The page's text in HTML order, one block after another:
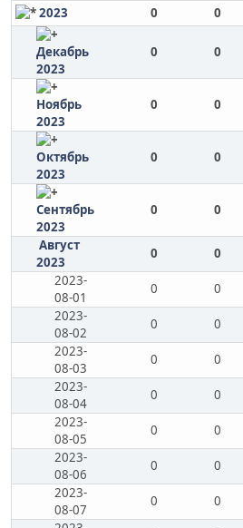
2023 0 0
Декабрь
2023
0 0
Ноябрь
2023
0 0
Октябрь
2023
0 0
Сентябрь
2023
0 0
Август
2023
0 0
2023-
08-01
0 0
2023-
08-02
0 0
2023-
08-03
0 0
2023-
08-04
0 0
2023-
08-05
0 0
2023-
08-06
0 0
2023-
08-07
0 0